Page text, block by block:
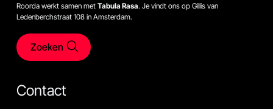
Roorda werkt samen met Tabula Rasa. Je vindt ons op Gillis van
Ledenberchstraat 108 in Amsterdam.
Zoeken
Contact